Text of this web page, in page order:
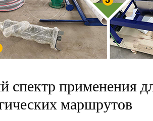
спектр применения
маршрутов